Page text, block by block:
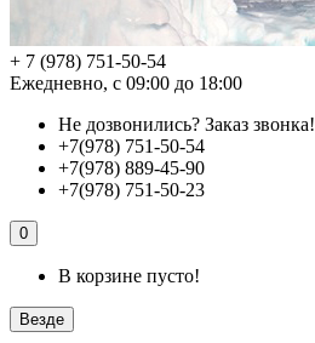
+ 7 (978) 751-50-54
Ежедневно, с 09:00 до 18:00
Не дозвонились? Заказ звонка!
+7(978) 751-50-54
+7(978) 889-45-90
+7(978) 751-50-23
0
В корзине пусто!
Везде